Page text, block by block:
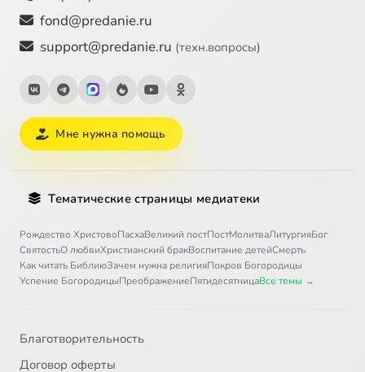
fond@predanie.ru
support@predanie.ru (техн.вопросы)
Мне нужна помощь
Тематические страницы медиатеки
Рождество ХристовоПасхаВеликий постПостМолитваЛитургияБог
СвятостьО любвиХристианский бракВоспитание детейСмерть
Как читать БиблиюЗачем нужна религияПокров Богородицы
Успение БогородицыПреображениеПятидесятницаВсе темы →
Благотворительность
Договор оферты